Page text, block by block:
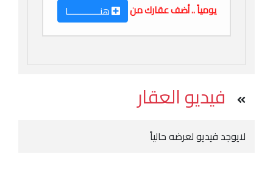
يومياً .. أضف عقارك من
هنـــــــــــــا
فيديو العقار
لايوجد فيديو لعرضه حالياً